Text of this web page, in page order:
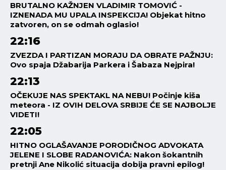
BRUTALNO KAŽNJEN VLADIMIR TOMOVIĆ -
IZNENADA MU UPALA INSPEKCIJA! Objekat hitno
zatvoren, on se odmah oglasio!
22:16
ZVEZDA I PARTIZAN MORAJU DA OBRATE PAŽNJU:
Ovo spaja Džabarija Parkera i Šabaza Nejpira!
22:13
OČEKUJE NAS SPEKTAKL NA NEBU! Počinje kiša
meteora - IZ OVIH DELOVA SRBIJE ĆE SE NAJBOLJE
VIDETI!
22:05
HITNO OGLAŠAVANJE PORODIČNOG ADVOKATA
JELENE I SLOBE RADANOVIĆA: Nakon šokantnih
pretnji Ane Nikolić situacija dobija pravni epilog!